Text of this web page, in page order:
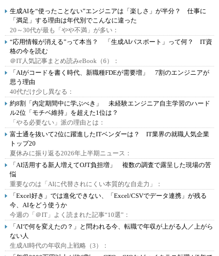
生成AIを“使ったことない”エンジニアは「楽しさ」が半分？ 仕事に
「満足」する理由は年代別でこんなに違った
20～30代が最も「やや不満」が多い：
“応用情報が消える”って本当？ 「生成AIパスポート」って何？ IT資
格の今を読む
＠IT人気記事まとめ読みeBook（6）：
「AIがコードを書く時代、新職種FDEが需要増」 7割のエンジニアが
思う理由
40代だけ少し異なる：
約8割「内定期間中に学ぶべき」 未経験エンジニア自主学習のハード
ル2位「モチベ維持」を超えた1位は？
「やる必要ない」派の理由とは：
富士通を抜いて2位に躍進したITベンダーは？ IT業界の就職人気企業
トップ20
夏休みに振り返る2026年上半期ニュース：
「AI活用する新人増えてOJT負担増」 複数の調査で露呈した現場の苦
悩
重要なのは「AIに代替されにくい本質的な自走力」：
「Excel好き」では進化できない、「Excel/CSVでデータ連携」が残る
今、AIをどう使うか
今週の「＠IT」よく読まれた記事“10選”：
「AIで何を変えたの？」と問われる今、転職で年収が上がる人／上がら
ない人
生成AI時代の年収向上戦略（3）：